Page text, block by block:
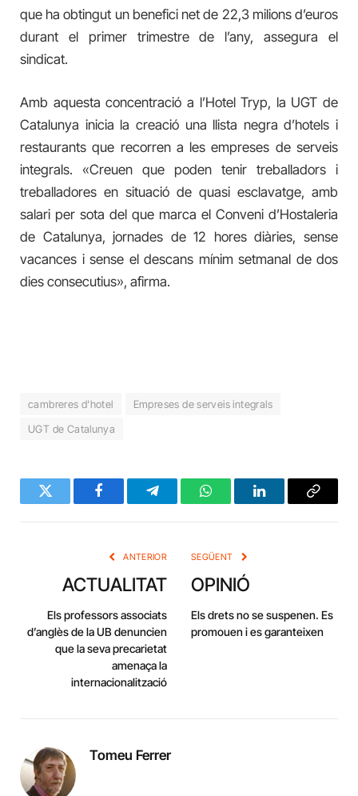
que ha obtingut un benefici net de 22,3 milions d’euros
durant el primer trimestre de l’any, assegura el
sindicat.
Amb aquesta concentració a l’Hotel Tryp, la UGT de
Catalunya inicia la creació una llista negra d’hotels i
restaurants que recorren a les empreses de serveis
integrals. «Creuen que poden tenir treballadors i
treballadores en situació de quasi esclavatge, amb
salari per sota del que marca el Conveni d’Hostaleria
de Catalunya, jornades de 12 hores diàries, sense
vacances i sense el descans mínim setmanal de dos
dies consecutius», afirma.
cambreres d'hotel
Empreses de serveis integrals
UGT de Catalunya
Twitter FacebookTelegramWhatsAppLinkedInCopy
ANTERIOR
ACTUALITAT
Els professors associats
d’anglès de la UB denuncien
que la seva precarietat
amenaça la
internacionalització
SEGÜENT
OPINIÓ
Els drets no se suspenen. Es
promouen i es garanteixen
Tomeu Ferrer